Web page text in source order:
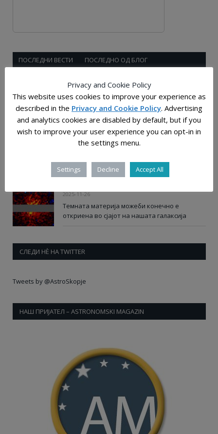
ПОСЛЕДНИ ВЕСТИ ПОСЛЕДНО ОД БЛОГ
2025-12-28
Растојанијата во универзумот: човечката
мерка на бескрајот
2025-12-03
Слатки молекули, прастаро „гумасто“ јадро и
во примероците од Бену
2025-11-26
Темната материја можеби конечно е
откриена во сјајот на нашата галаксија
СЛЕДИ НÈ НА TWITTER
Tweets by @AstroSkopje
НАШ ПРИЈАТЕЛ – ASTRONOMSKI MAGAZIN
Privacy and Cookie Policy
This website uses cookies to improve your experience as
described in the Privacy and Cookie Policy. Advertising
and analytics cookies are disabled by default, but if you
wish to improve your user experience you can opt-in in
the settings menu.
Settings Decline Accept All